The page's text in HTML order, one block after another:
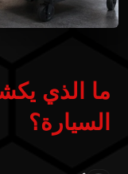
ما الذي
السيارة؟